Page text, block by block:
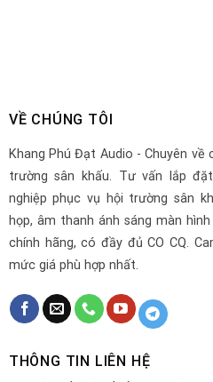
VỀ CHÚNG TÔI
Khang Phú Đạt Audio - Chuyên
trường sân khấu. Tư vấn lắp
nghiệp phục vụ hội trường sân
họp, âm thanh ánh sáng màn
chính hãng, có đầy đủ CO CQ.
mức giá phù hợp nhất.
THÔNG TIN LIÊN HỆ